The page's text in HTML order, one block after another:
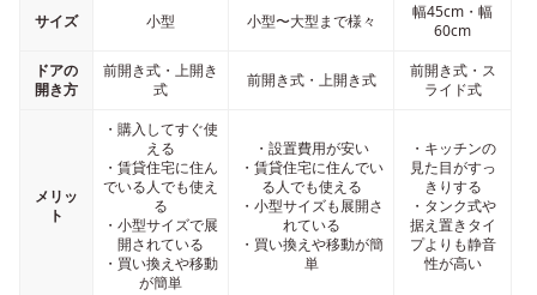
サイズ 小型 小型〜大型まで様々
幅45cm・幅
60cm
ドアの
開き方
前開き式・上開き
式
前開き式・上開き式
前開き式・ス
ライド式
メリッ
ト
・購入してすぐ使
える
・賃貸住宅に住ん
でいる人でも使え
る
・小型サイズで展
開されている
・買い換えや移動
が簡単
・設置費用が安い
・賃貸住宅に住んでい
る人でも使える
・小型サイズも展開さ
れている
・買い換えや移動が簡
単
・キッチンの
見た目がすっ
きりする
・タンク式や
据え置きタイ
プよりも静音
性が高い